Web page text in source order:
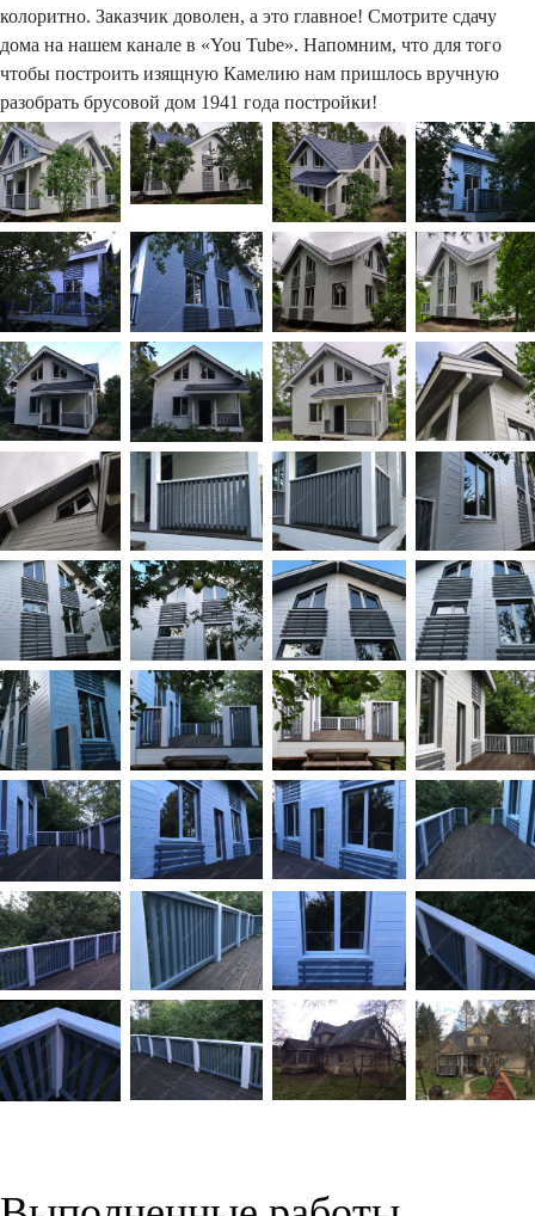
колоритно. Заказчик доволен, а это главное! Смотрите сдачу
дома на нашем канале в «You Tube». Напомним, что для того
чтобы построить изящную Камелию нам пришлось вручную
разобрать брусовой дом 1941 года постройки!